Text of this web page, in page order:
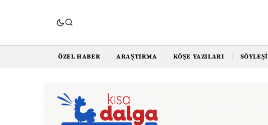
ÖZEL HABER ARAŞTIRMA KÖŞE YAZILARI SÖYLEŞI